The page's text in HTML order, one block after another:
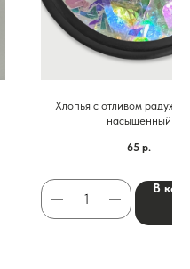
Хлопья с отливом
насыщенный
65 р.
В